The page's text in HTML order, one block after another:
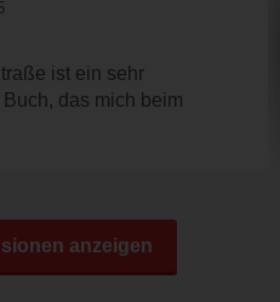
ist ein sehr
das mich beim
anzeigen